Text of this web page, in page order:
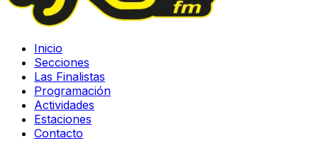
Inicio
Secciones
Las Finalistas
Programación
Actividades
Estaciones
Contacto